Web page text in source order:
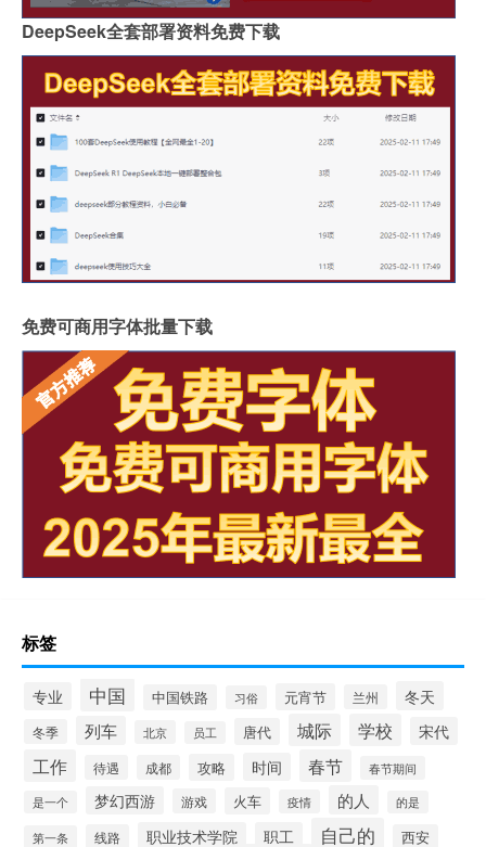
DeepSeek全套部署资料免费下载
免费可商用字体批量下载
标签
专业 中国 中国铁路 习俗 元宵节 兰州 冬天
冬季 列车 北京 员工 唐代 城际 学校 宋代
工作 待遇 成都 攻略 时间 春节 春节期间
是一个 梦幻西游 游戏 火车 疫情 的人 的是
第一条 线路 职业技术学院 职工 自己的 西安